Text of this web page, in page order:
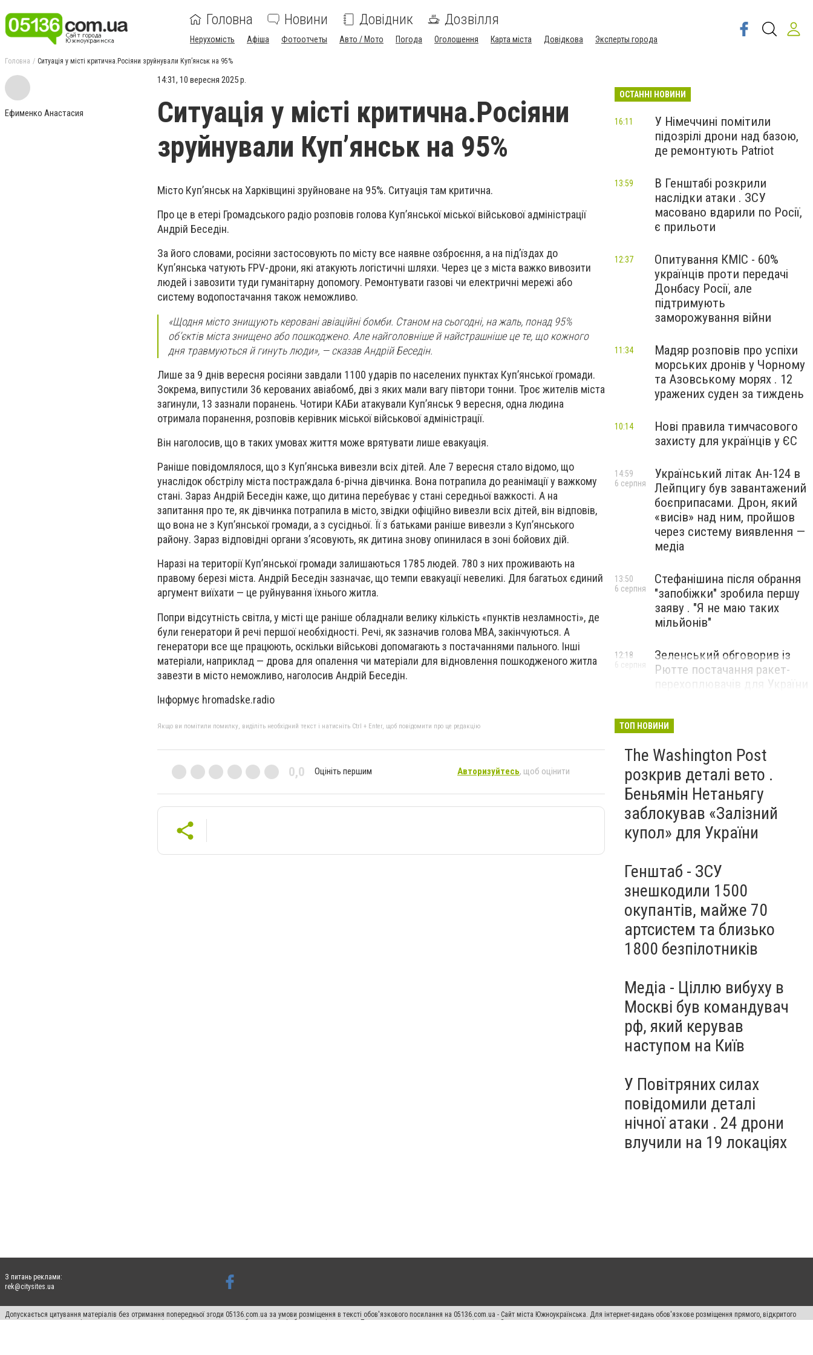
Головна Новини Довідник Дозвілля
Нерухомість Афіша Фотоотчеты Авто / Мото Погода Оголошення Карта міста Довідкова Эксперты города
Головна Ситуація у місті критична.Росіяни зруйнували Куп’янськ на 95%
Ефименко Анастасия
14:31, 10 вересня 2025 р.
Ситуація у місті критична.Росіяни
зруйнували Куп’янськ на 95%
Місто Куп’янськ на Харківщині зруйноване на 95%. Ситуація там критична.
Про це в етері Громадського радіо розповів голова Куп’янської міської військової адміністрації
Андрій Беседін.
За його словами, росіяни застосовують по місту все наявне озброєння, а на під’їздах до
Куп’янська чатують FPV-дрони, які атакують логістичні шляхи. Через це з міста важко вивозити
людей і завозити туди гуманітарну допомогу. Ремонтувати газові чи електричні мережі або
систему водопостачання також неможливо.
«Щодня місто знищують керовані авіаційні бомби. Станом на сьогодні, на жаль, понад 95%
об’єктів міста знищено або пошкоджено. Але найголовніше й найстрашніше це те, що кожного
дня травмуються й гинуть люди», — сказав Андрій Беседін.
Лише за 9 днів вересня росіяни завдали 1100 ударів по населених пунктах Куп’янської громади.
Зокрема, випустили 36 керованих авіабомб, дві з яких мали вагу півтори тонни. Троє жителів міста
загинули, 13 зазнали поранень. Чотири КАБи атакували Куп’янськ 9 вересня, одна людина
отримала поранення, розповів керівник міської військової адміністрації.
Він наголосив, що в таких умовах життя може врятувати лише евакуація.
Раніше повідомлялося, що з Куп’янська вивезли всіх дітей. Але 7 вересня стало відомо, що
унаслідок обстрілу міста постраждала 6-річна дівчинка. Вона потрапила до реанімації у важкому
стані. Зараз Андрій Беседін каже, що дитина перебуває у стані середньої важкості. А на
запитання про те, як дівчинка потрапила в місто, звідки офіційно вивезли всіх дітей, він відповів,
що вона не з Куп’янської громади, а з сусідньої. Її з батьками раніше вивезли з Куп’янського
району. Зараз відповідні органи з’ясовують, як дитина знову опинилася в зоні бойових дій.
Наразі на території Куп’янської громади залишаються 1785 людей. 780 з них проживають на
правому березі міста. Андрій Беседін зазначає, що темпи евакуації невеликі. Для багатьох єдиний
аргумент виїхати — це руйнування їхнього житла.
Попри відсутність світла, у місті ще раніше обладнали велику кількість «пунктів незламності», де
були генератори й речі першої необхідності. Речі, як зазначив голова МВА, закінчуються. А
генератори все ще працюють, оскільки військові допомагають з постачаннями пального. Інші
матеріали, наприклад — дрова для опалення чи матеріали для відновлення пошкодженого житла
завезти в місто неможливо, наголосив Андрій Беседін.
Інформує hromadske.radio
Якщо ви помітили помилку, виділіть необхідний текст і натисніть Ctrl + Enter, щоб повідомити про це редакцію
0,0 Оцініть першим Авторизуйтесь, щоб оцінити
ОСТАННІ НОВИНИ
У Німеччині помітили
підозрілі дрони над базою,
де ремонтують Patriot
16:11
В Генштабі розкрили
наслідки атаки . ЗСУ
масовано вдарили по Росії,
є прильоти
13:59
Опитування КМІС - 60%
українців проти передачі
Донбасу Росії, але
підтримують
заморожування війни
12:37
Мадяр розповів про успіхи
морських дронів у Чорному
та Азовському морях . 12
уражених суден за тиждень
11:34
Нові правила тимчасового
захисту для українців у ЄС
10:14
Український літак Ан-124 в
Лейпцигу був завантажений
боєприпасами. Дрон, який
«висів» над ним, пройшов
через систему виявлення —
медіа
14:59
6 серпня
Стефанішина після обрання
"запобіжки" зробила першу
заяву . "Я не маю таких
мільйонів"
13:50
6 серпня
Зеленський обговорив із
Рютте постачання ракет-
перехоплювачів для України
12:18
6 серпня
ТОП НОВИНИ
The Washington Post
розкрив деталі вето .
Беньямін Нетаньягу
заблокував «Залізний
купол» для України
Генштаб - ЗСУ
знешкодили 1500
окупантів, майже 70
артсистем та близько
1800 безпілотників
Медіа - Ціллю вибуху в
Москві був командувач
рф, який керував
наступом на Київ
У Повітряних силах
повідомили деталі
нічної атаки . 24 дрони
влучили на 19 локаціях
З питань реклами:
rek@citysites.ua
Допускається цитування матеріалів без отримання попередньої згоди 05136.com.ua за умови розміщення в тексті обов'язкового посилання на 05136.com.ua - Сайт міста Южноукраїнська. Для інтернет-видань обов'язкове розміщення прямого, відкритого
для пошукових систем гіперпосилання на цитовані статті не нижче другого абзацу в тексті або в якості джерела. Порушення виняткових прав переслідується Законом.